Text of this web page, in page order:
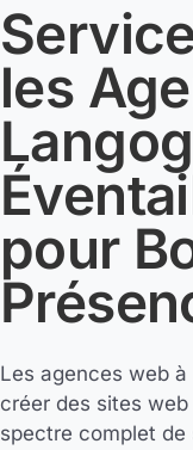
les
pour
Les agences web
créer des sites
spectre complet